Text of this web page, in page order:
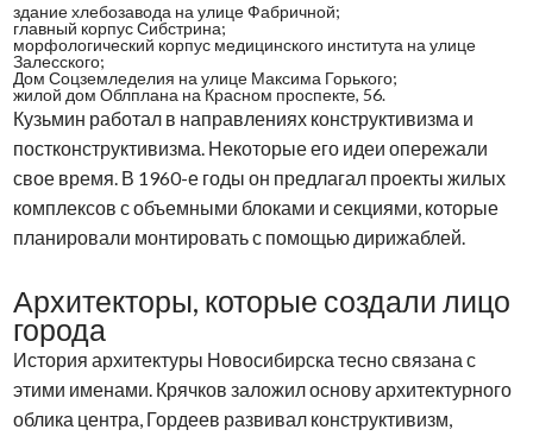
здание хлебозавода на улице Фабричной;
главный корпус Сибстрина;
морфологический корпус медицинского института на улице
Залесского;
Дом Соцземледелия на улице Максима Горького;
жилой дом Облплана на Красном проспекте, 56.
Кузьмин работал в направлениях конструктивизма и
постконструктивизма. Некоторые его идеи опережали
свое время. В 1960-е годы он предлагал проекты жилых
комплексов с объемными блоками и секциями, которые
планировали монтировать с помощью дирижаблей.
Архитекторы, которые создали лицо
города
История архитектуры Новосибирска тесно связана с
этими именами. Крячков заложил основу архитектурного
облика центра, Гордеев развивал конструктивизм,